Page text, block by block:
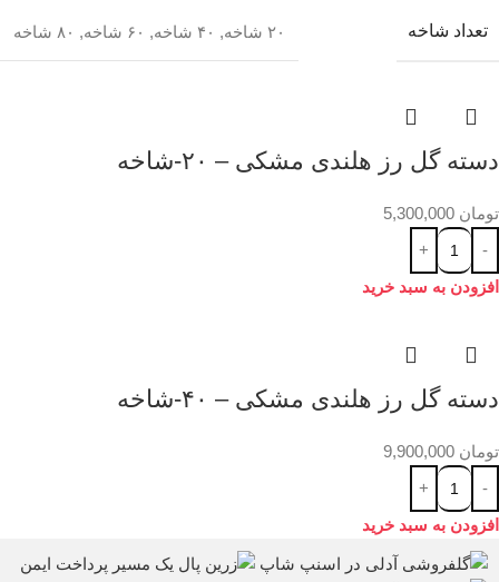
تعداد شاخه ۲۰ شاخه , ۴۰ شاخه , ۶۰ شاخه , ۸۰ شاخه
دسته گل رز هلندی مشکی – ۲۰-شاخه
تومان
افزودن به سبد خرید
دسته گل رز هلندی مشکی – ۴۰-شاخه
تومان
افزودن به سبد خرید